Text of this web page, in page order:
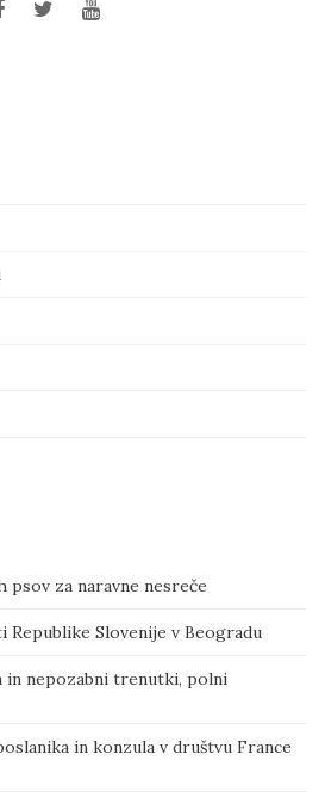
psov za naravne nesreče
Republike Slovenije v Beogradu
in nepozabni trenutki, polni
in konzula v društvu France